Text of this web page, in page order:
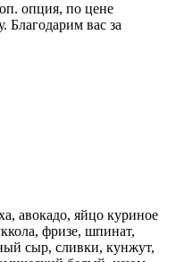
опция, по цене
Благодарим вас за
авокадо, яйцо куриное
фризе, шпинат,
сыр, сливки, кунжут,